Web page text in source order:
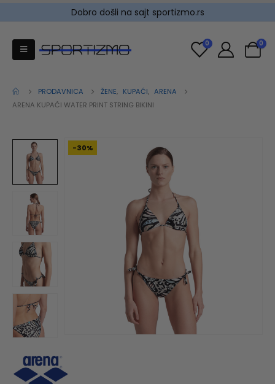
Dobro došli na sajt sportizmo.rs
0 0
PRODAVNICA ŽENE, KUPAĆI, ARENA
ARENA KUPAĆI WATER PRINT STRING BIKINI
-30%